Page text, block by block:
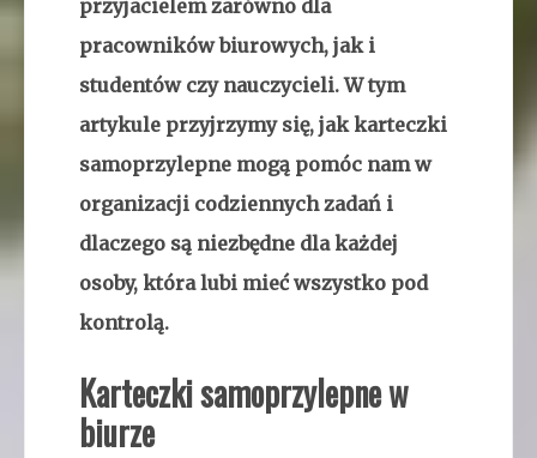
przyjacielem zarówno dla
pracowników biurowych, jak i
studentów czy nauczycieli. W tym
artykule przyjrzymy się, jak karteczki
samoprzylepne mogą pomóc nam w
organizacji codziennych zadań i
dlaczego są niezbędne dla każdej
osoby, która lubi mieć wszystko pod
kontrolą.
Karteczki samoprzylepne w
biurze